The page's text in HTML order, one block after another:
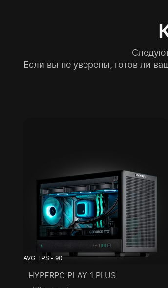
Если вы не уверены, готов ли
AVG. FPS - 90
HYPERPC PLAY 1 PLUS